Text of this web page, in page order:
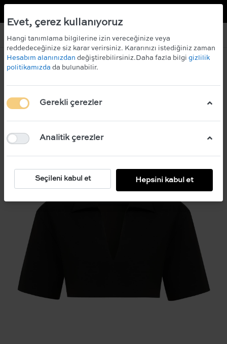
Evet, çerez kullanıyoruz
Hangi tanımlama bilgilerine izin vereceğinize veya
reddedeceğinize siz karar verirsiniz. Kararınızı istediğiniz zaman
Hesabım alanınızdan değiştirebilirsiniz.Daha fazla bilgi gizlilik
politikamızda da bulunabilir.
Gerekli çerezler
Analitik çerezler
Seçileni kabul et Hepsini kabul et